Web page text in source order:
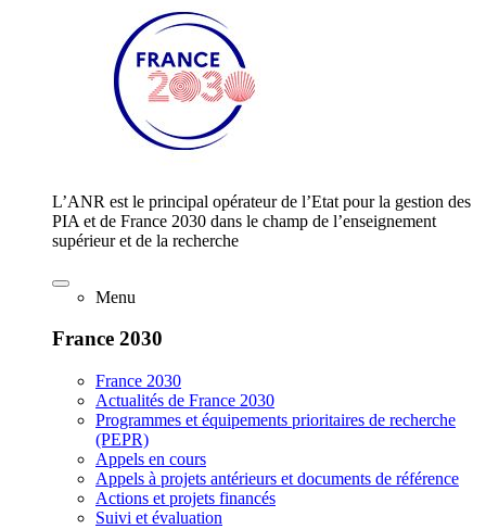
L’ANR est le principal opérateur de l’Etat pour la gestion des
PIA et de France 2030 dans le champ de l’enseignement
supérieur et de la recherche
Menu
France 2030
France 2030
Actualités de France 2030
Programmes et équipements prioritaires de recherche
(PEPR)
Appels en cours
Appels à projets antérieurs et documents de référence
Actions et projets financés
Suivi et évaluation